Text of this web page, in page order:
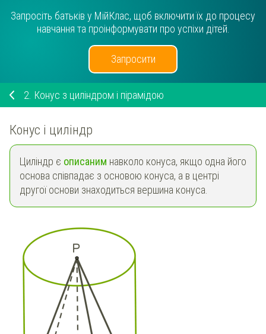
Запросіть батьків у МійКлас, щоб включити їх до процесу
навчання та проінформувати про успіхи дітей.
Запросити
2. Конус з циліндром і пірамідою
Конус і циліндр
Циліндр є описаним навколо конуса, якщо одна його
основа співпадає з основою конуса, а в центрі
другої основи знаходиться вершина конуса.